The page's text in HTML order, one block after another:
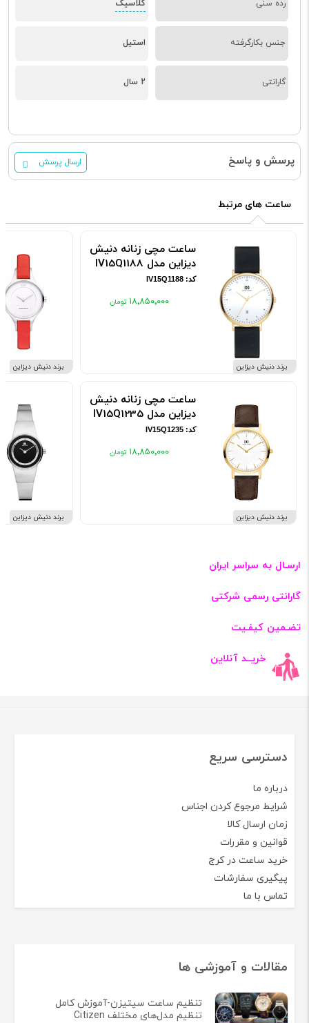
رده سنی کلاسیک
جنس بکارگرفته استیل
گارانتی 2 سال
پرسش و پاسخ ارسال پرسش
ساعت های مرتبط
برند دنیش دیزاین
ساعت مچی زنانه دنیش
دیزاین مدل IV15Q1188
کد: IV15Q1188
۱۸٬۸۵۰٬۰۰۰
برند دنیش دیزاین
ساعت مچی زنانه دنیش
دیزاین مدل IV15Q1235
کد: IV15Q1235
۱۸٬۸۵۰٬۰۰۰
برند دنیش دیزاین
برند دنیش دیزاین
ارسـال به سراسر ایران
گارانتی رسمی شرکتی
تضـمین کیفـیت
خریــد آنلاین
دسترسی سریع
درباره ما
شرایط مرجوع کردن اجناس
زمان ارسال کالا
قوانین و مقررات
خرید ساعت در کرج
پیگیری سفارشات
تماس با ما
مقالات و آموزشی ها
تنظیم ساعت سیتیزن-آموزش کامل
تنظیم مدل‌های مختلف Citizen